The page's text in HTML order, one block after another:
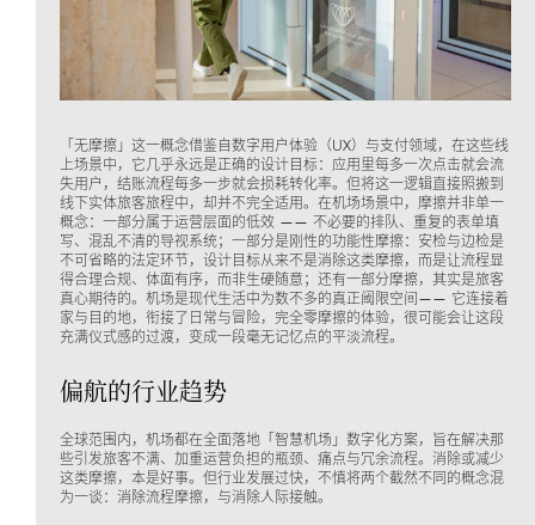
「无摩擦」这一概念借鉴自数字用户体验（UX）与支付领域，在这些线
上场景中，它几乎永远是正确的设计目标：应用里每多一次点击就会流
失用户，结账流程每多一步就会损耗转化率。但将这一逻辑直接照搬到
线下实体旅客旅程中，却并不完全适用。在机场场景中，摩擦并非单一
概念：一部分属于运营层面的低效 —— 不必要的排队、重复的表单填
写、混乱不清的导视系统；一部分是刚性的功能性摩擦：安检与边检是
不可省略的法定环节，设计目标从来不是消除这类摩擦，而是让流程显
得合理合规、体面有序，而非生硬随意；还有一部分摩擦，其实是旅客
真心期待的。机场是现代生活中为数不多的真正阈限空间—— 它连接着
家与目的地，衔接了日常与冒险，完全零摩擦的体验，很可能会让这段
充满仪式感的过渡，变成一段毫无记忆点的平淡流程。
偏航的行业趋势
全球范围内，机场都在全面落地「智慧机场」数字化方案，旨在解决那
些引发旅客不满、加重运营负担的瓶颈、痛点与冗余流程。消除或减少
这类摩擦，本是好事。但行业发展过快，不慎将两个截然不同的概念混
为一谈：消除流程摩擦，与消除人际接触。